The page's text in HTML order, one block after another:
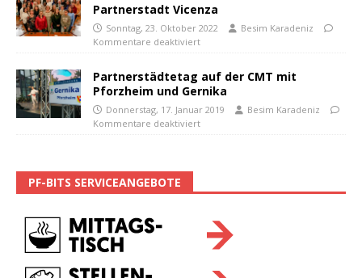
Partnerstadt Vicenza
Sonntag, 23. Oktober 2022
Besim Karadeniz
Kommentare deaktiviert
Partnerstädtetag auf der CMT mit
Pforzheim und Gernika
Donnerstag, 17. Januar 2019
Besim Karadeniz
Kommentare deaktiviert
PF-BITS SERVICEANGEBOTE